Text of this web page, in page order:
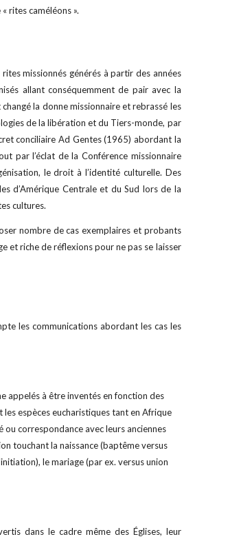
rites caméléons ».
missionnés générés à partir des années
allant conséquemment de pair avec la
la donne missionnaire et rebrassé les
de la libération et du Tiers-monde, par
conciliaire Ad Gentes (1965) abordant la
par l’éclat de la Conférence missionnaire
le droit à l’identité culturelle. Des
d’Amérique Centrale et du Sud lors de la
cultures.
nombre de cas exemplaires et probants
et riche de réflexions pour ne pas se laisser
les communications abordant les cas les
appelés à être inventés en fonction des
espèces eucharistiques tant en Afrique
ou correspondance avec leurs anciennes
touchant la naissance (baptême versus
le mariage (par ex. versus union
dans le cadre même des Églises, leur